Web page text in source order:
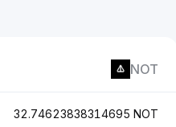
NOT
32.74623838314695 NOT